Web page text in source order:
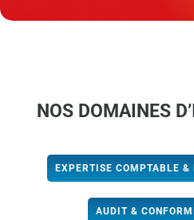
NOS DOMAINES
EXPERTISE COMPTABLE &
AUDIT &